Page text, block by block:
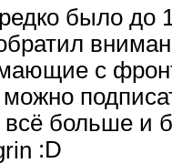
было до
с
можно
больше и
:D